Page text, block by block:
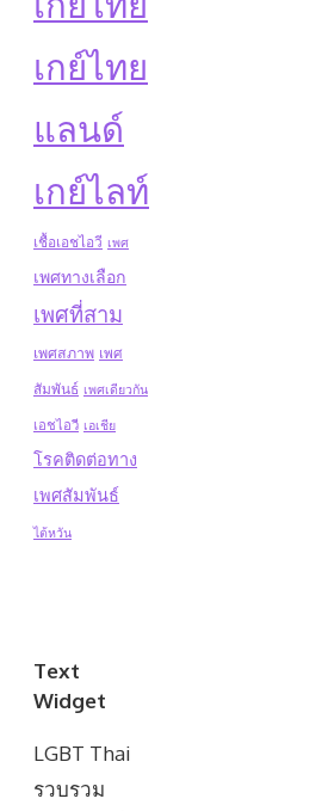
เกย์ไทย
แลนด์
เกย์ไลท์
เชื้อเอชไอวี เพศ
เพศทางเลือก
เพศที่สาม
เพศสภาพ เพศ
สัมพันธ์ เพศเดียวกัน
เอชไอวี เอเชีย
โรคติดต่อทาง
เพศสัมพันธ์
ไต้หวัน
Text
Widget
LGBT Thai
รวบรวม